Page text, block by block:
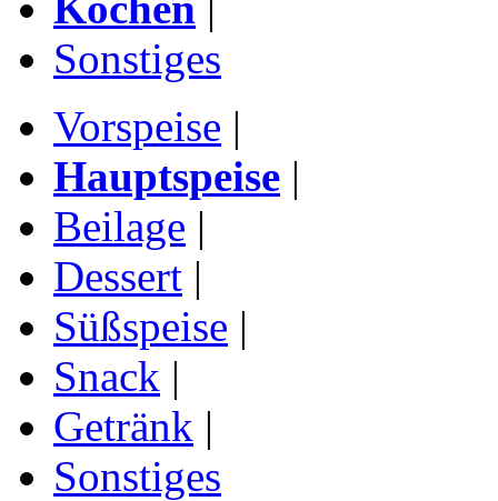
Sonstiges
Vorspeise |
Hauptspeise |
Beilage |
Dessert |
Süßspeise |
Snack |
Getränk |
Sonstiges